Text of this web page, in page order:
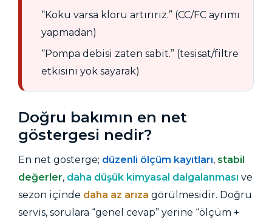
“Koku varsa kloru artırırız.” (CC/FC ayrımı
yapmadan)
“Pompa debisi zaten sabit.” (tesisat/filtre
etkisini yok sayarak)
Doğru bakımın en net
göstergesi nedir?
En net gösterge; düzenli ölçüm kayıtları, stabil
değerler, daha düşük kimyasal dalgalanması ve
sezon içinde daha az arıza görülmesidir. Doğru
servis, sorulara “genel cevap” yerine “ölçüm +